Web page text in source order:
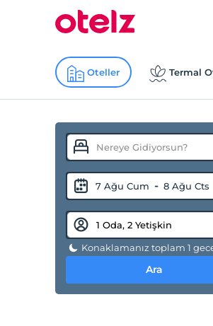
Oteller Termal
7 Ağu Cum - 8 Ağu Cts
Konaklamanız toplam 1
Ara